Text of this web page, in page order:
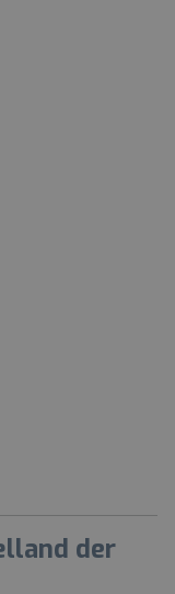
der